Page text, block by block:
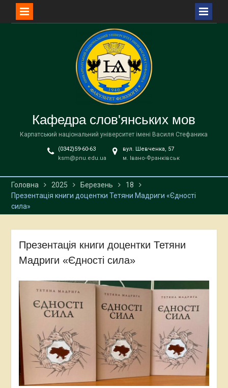
Кафедра слов'янських мов
Карпатський національний університет імені Василя Стефаника
(0342)59-60-63
ksm@pnu.edu.ua
вул. Шевченка, 57
м. Івано-Франківськ
Головна 2025 Березень
18
Презентація книги доцентки Тетяни Мадриги «Єдності
сила»
Презентація книги доцентки Тетяни
Мадриги «Єдності сила»